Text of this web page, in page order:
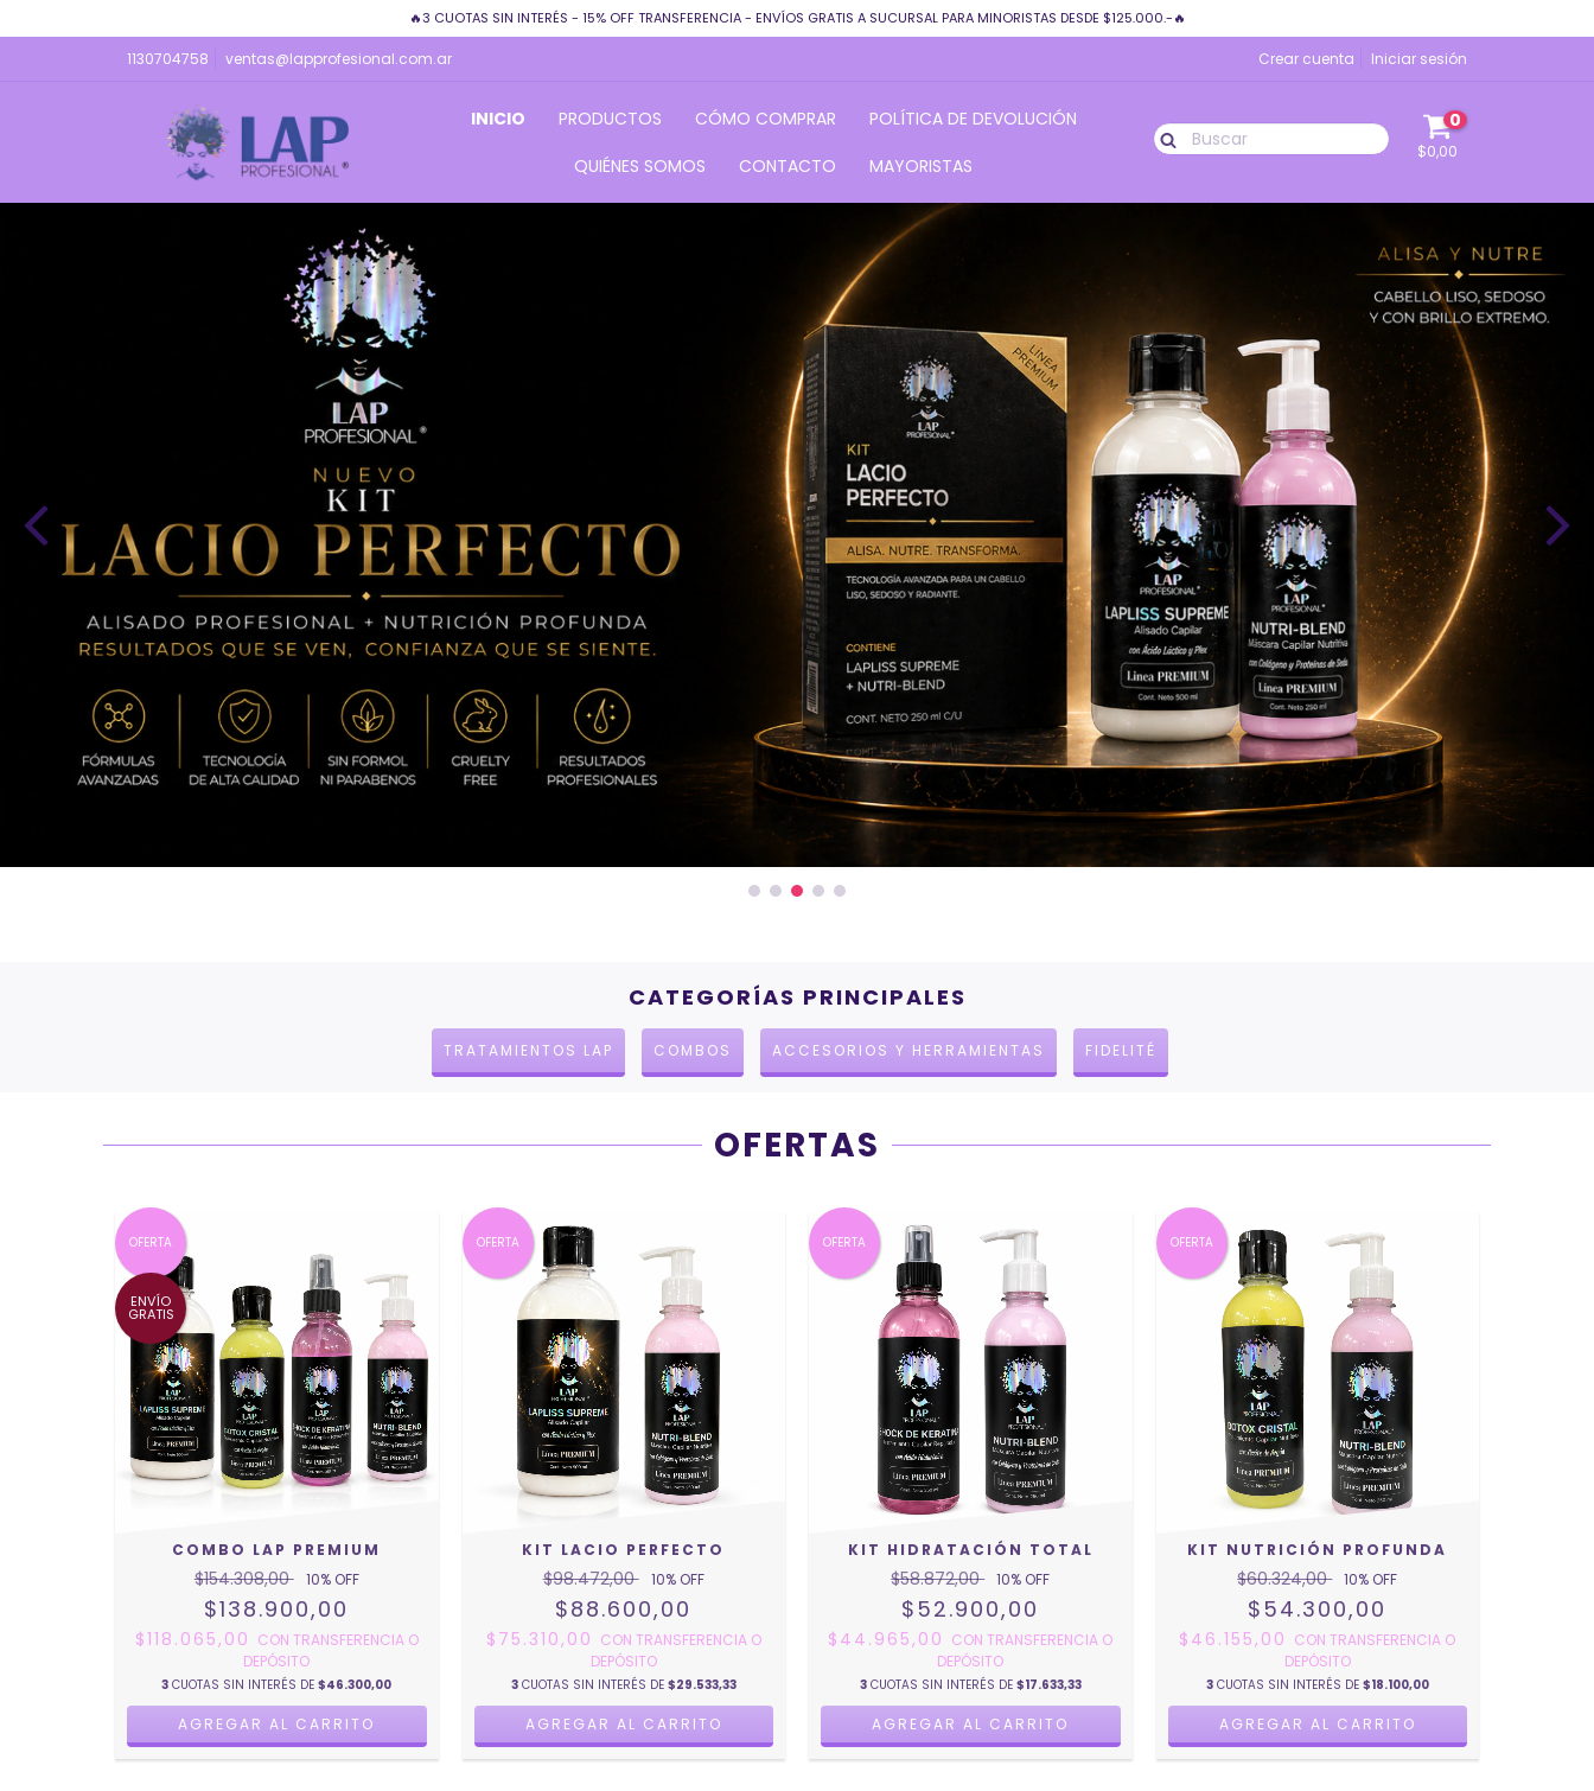
🔥3 CUOTAS SIN INTERÉS - 15% OFF TRANSFERENCIA - ENVÍOS GRATIS A SUCURSAL PARA MINORISTAS DESDE $125.000.-🔥
1130704758 ventas@lapprofesional.com.ar Crear cuenta Iniciar sesión
INICIO PRODUCTOS CÓMO COMPRAR
POLÍTICA DE DEVOLUCIÓN
QUIÉNES SOMOS
CONTACTO MAYORISTAS
0
$0,00
CATEGORÍAS PRINCIPALES
TRATAMIENTOS LAP COMBOS ACCESORIOS Y HERRAMIENTAS FIDELITÉ
OFERTAS
OFERTA
ENVÍO
GRATIS
COMBO LAP PREMIUM
$154.308,00 10% OFF
$138.900,00
$118.065,00 CON TRANSFERENCIA O
DEPÓSITO
3 CUOTAS SIN INTERÉS DE$46.300,00
OFERTA
KIT LACIO PERFECTO
$98.472,00 10% OFF
$88.600,00
$75.310,00 CON TRANSFERENCIA O
DEPÓSITO
3 CUOTAS SIN INTERÉS DE $29.533,33
OFERTA
KIT HIDRATACIÓN TOTAL
$58.872,00 10% OFF
$52.900,00
$44.965,00 CON TRANSFERENCIA O
DEPÓSITO
3 CUOTAS SIN INTERÉS DE $17.633,33
OFERTA
KIT NUTRICIÓN PROFUNDA
$60.324,00 10% OFF
$54.300,00
$46.155,00 CON TRANSFERENCIA O
DEPÓSITO
3 CUOTAS SIN INTERÉS DE $18.100,00